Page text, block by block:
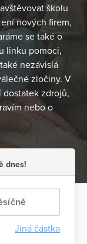
školu
nových firem,
se také o
linku pomoci,
nezávislá
zločiny. V
dostatek zdrojů,
nebo o
dnes!
Jiná částka